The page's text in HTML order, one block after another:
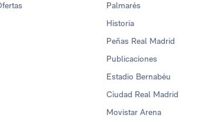
Palmarés
Historia
Peñas Real Madrid
Publicaciones
Estadio Bernabéu
Ciudad Real Madrid
Movistar Arena